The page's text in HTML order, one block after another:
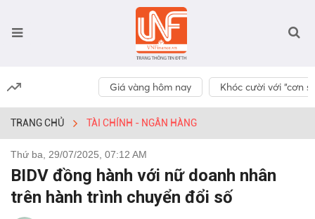
Giá vàng hôm nay Khóc cười với “cơn
TRANG CHỦ TÀI CHÍNH - NGÂN HÀNG
Thứ ba, 29/07/2025, 07:12 AM
BIDV đồng hành với nữ doanh nhân
trên hành trình chuyển đổi số